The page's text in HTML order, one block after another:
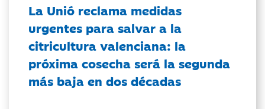
La Unió reclama medidas
urgentes para salvar a la
citricultura valenciana: la
próxima cosecha será la segunda
más baja en dos décadas